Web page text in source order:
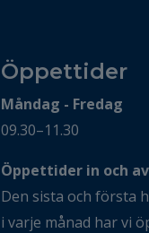
Öppettider
Måndag - Fredag
09.30–11.30
Öppettider in och
Den sista och första
i varje månad har vi